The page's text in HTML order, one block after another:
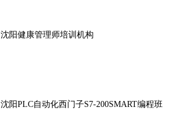
沈阳健康管理师培训机构
沈阳PLC自动化西门子S7-200SMART编程班